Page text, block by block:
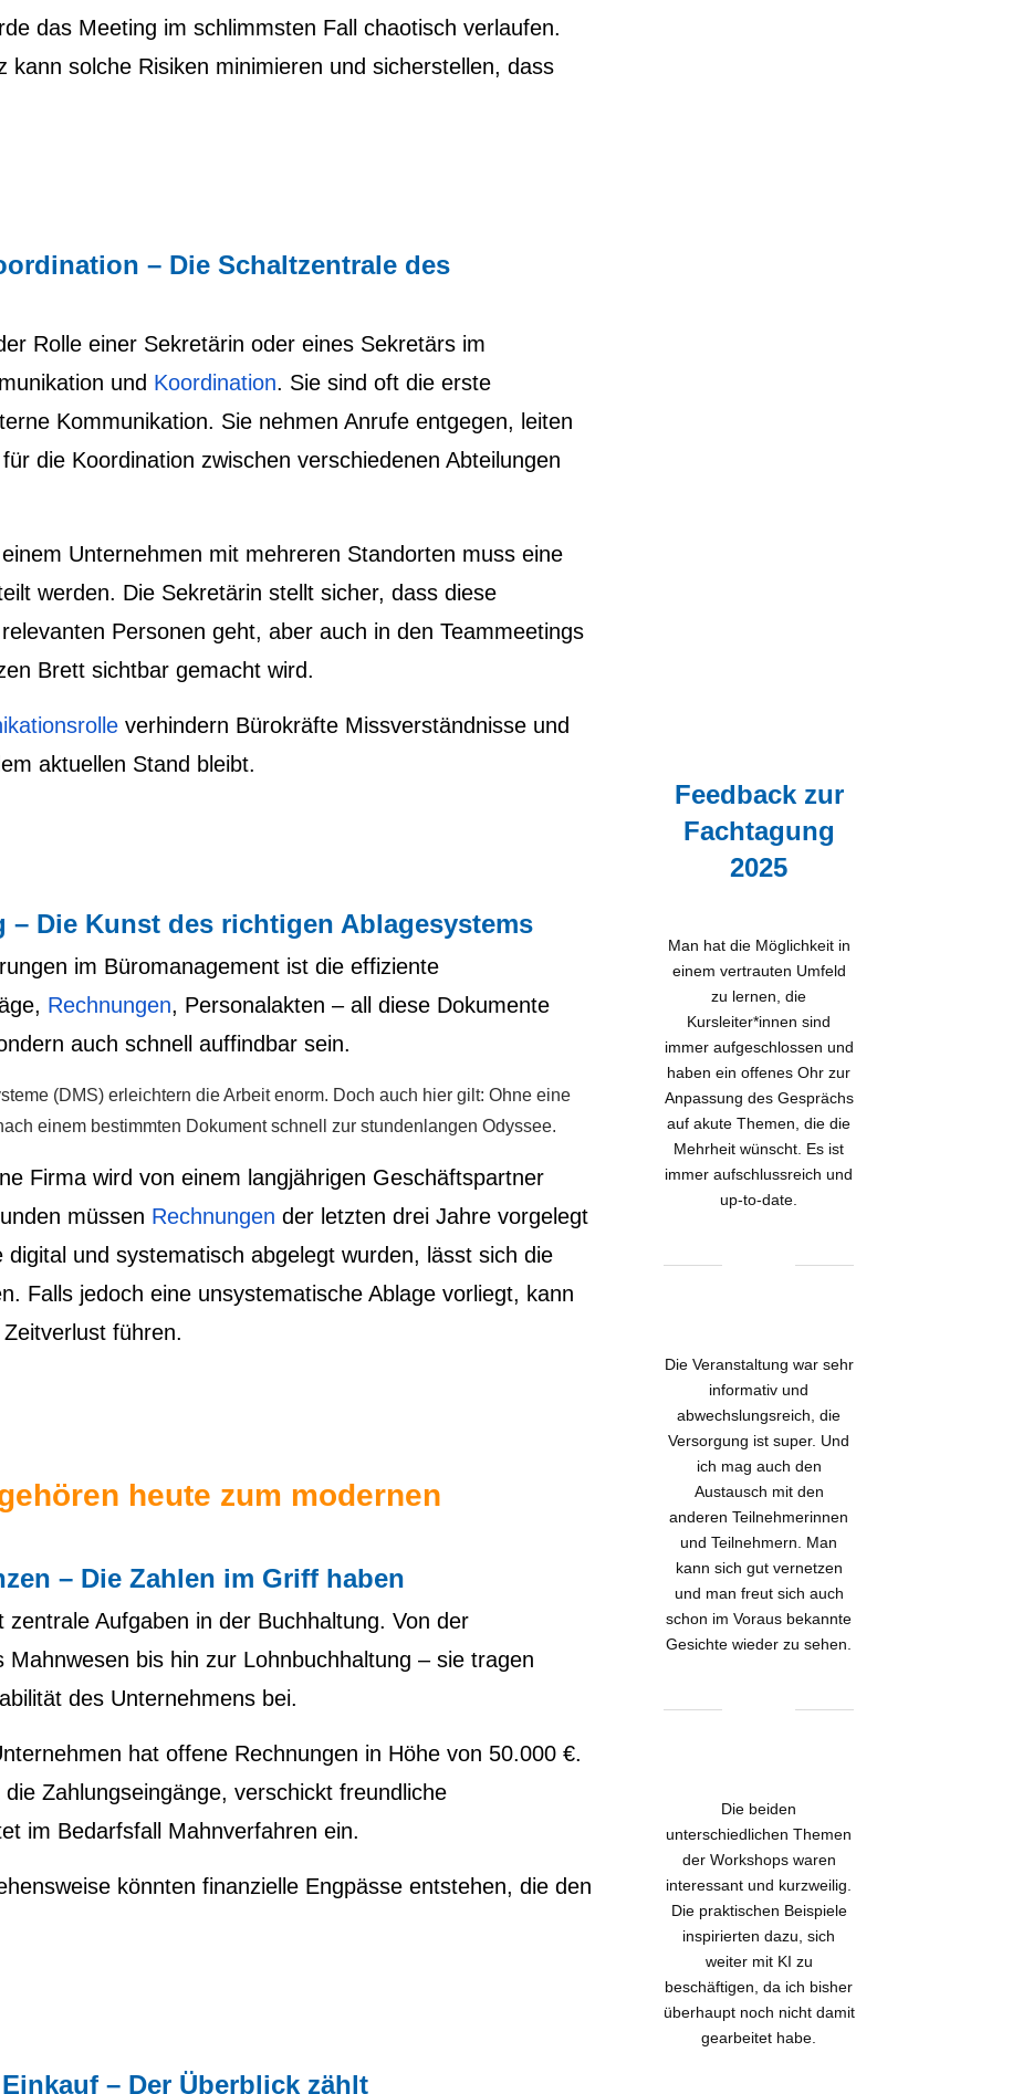
das Meeting im schlimmsten Fall chaotisch verlaufen.
kann solche Risiken minimieren und sicherstellen, dass
– Die Schaltzentrale des
Rolle einer Sekretärin oder eines Sekretärs im
und Koordination. Sie sind oft die erste
Kommunikation. Sie nehmen Anrufe entgegen, leiten
die Koordination zwischen verschiedenen Abteilungen
Unternehmen mit mehreren Standorten muss eine
werden. Die Sekretärin stellt sicher, dass diese
Personen geht, aber auch in den Teammeetings
Brett sichtbar gemacht wird.
verhindern Bürokräfte Missverständnisse und
aktuellen Stand bleibt.
– Die Kunst des richtigen Ablagesystems
im Büromanagement ist die effiziente
Rechnungen, Personalakten – all diese Dokumente
auch schnell auffindbar sein.
(DMS) erleichtern die Arbeit enorm. Doch auch hier gilt: Ohne eine
einem bestimmten Dokument schnell zur stundenlangen Odyssee.
Firma wird von einem langjährigen Geschäftspartner
müssen Rechnungen der letzten drei Jahre vorgelegt
und systematisch abgelegt wurden, lässt sich die
Falls jedoch eine unsystematische Ablage vorliegt, kann
führen.
heute zum modernen
– Die Zahlen im Griff haben
Aufgaben in der Buchhaltung. Von der
Mahnwesen bis hin zur Lohnbuchhaltung – sie tragen
des Unternehmens bei.
hat offene Rechnungen in Höhe von 50.000 €.
Zahlungseingänge, verschickt freundliche
im Bedarfsfall Mahnverfahren ein.
könnten finanzielle Engpässe entstehen, die den
– Der Überblick zählt
Feedback zur
Fachtagung
2025
Man hat die Möglichkeit in
einem vertrauten Umfeld
zu lernen, die
Kursleiter*innen sind
immer aufgeschlossen und
haben ein offenes Ohr zur
Anpassung des Gesprächs
auf akute Themen, die die
Mehrheit wünscht. Es ist
immer aufschlussreich und
up-to-date.
Die Veranstaltung war sehr
informativ und
abwechslungsreich, die
Versorgung ist super. Und
ich mag auch den
Austausch mit den
anderen Teilnehmerinnen
und Teilnehmern. Man
kann sich gut vernetzen
und man freut sich auch
schon im Voraus bekannte
Gesichte wieder zu sehen.
Die beiden
unterschiedlichen Themen
der Workshops waren
interessant und kurzweilig.
Die praktischen Beispiele
inspirierten dazu, sich
weiter mit KI zu
beschäftigen, da ich bisher
überhaupt noch nicht damit
gearbeitet habe.